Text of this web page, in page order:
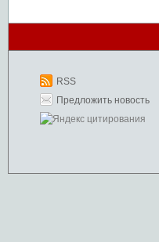
RSS
Предложить новость